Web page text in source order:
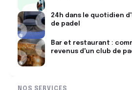
24h dans le quotidien
de padel
Bar et restaurant :
revenus d'un club de